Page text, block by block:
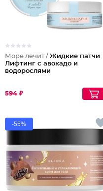
Море лечит / Жидкие патчи
Лифтинг с авокадо и
водорослями
594 ₽
-55%